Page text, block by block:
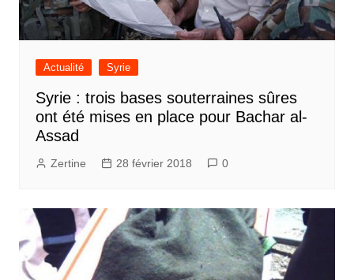
Actualité Syrie
Syrie : trois bases souterraines sûres
ont été mises en place pour Bachar al-
Assad
Zertine 28 février 2018 0